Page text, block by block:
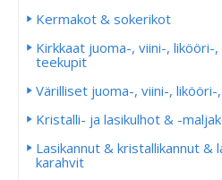
Kermakot & sokerikot
Kirkkaat juoma-, viini-, likööri-
teekupit
Värilliset juoma-, viini-,
Kristalli- ja lasikulhot & -
Lasikannut & kristallikannut &
karahvit